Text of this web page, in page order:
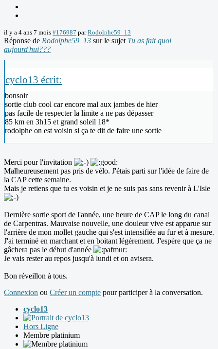
il y a 4 ans 7 mois #176987 parRodolphe59_13
Réponse de Rodolphe59_13 sur le sujet Tu as fait quoi
aujourd'hui???
cyclo13 écrit:
bonsoir
sortie club cool car encore mal aux jambes de hier
pas facile de respecter la limite a ne pas dépasser
85 km en 3h15 et grand soleil 18*
rodolphe on est voisin si ça te dit de faire une sortie
Merci pour l'invitation
Malheureusement pas pris de vélo. J'étais parti sur l'idée de faire de
la CAP cette semaine.
Mais je retiens que tu es voisin et je ne suis pas sans revenir à L'Isle
Dernière sortie sport de l'année, une heure de CAP le long du canal
de Carpentras. Mauvaise nouvelle, une douleur vive est apparue sur
l'arrière de mon mollet gauche qui s'est intensifiée au fur et à mesure.
J'ai terminé en marchant et en boitant légèrement. J'espère que ça ne
gâchera pas le début d'année
Je vais rester au repos jusqu'à lundi et on avisera.
Bon réveillon à tous.
Connexion ou Créer un compte pour participer à la conversation.
cyclo13
Hors Ligne
Membre platinium